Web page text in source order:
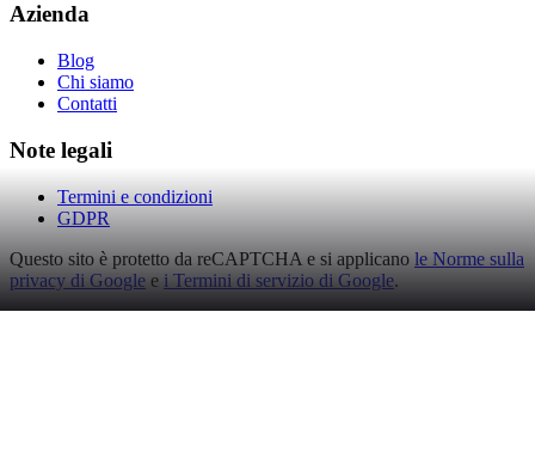
Azienda
Blog
Chi siamo
Contatti
Note legali
Termini e condizioni
GDPR
Questo sito è protetto da reCAPTCHA e si applicano le Norme sulla
privacy di Google e i Termini di servizio di Google.